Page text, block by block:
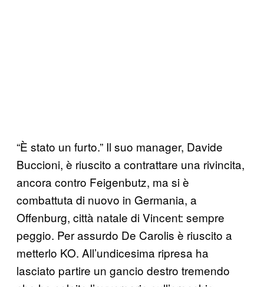
“È stato un furto.” Il suo manager, Davide
Buccioni, è riuscito a contrattare una rivincita,
ancora contro Feigenbutz, ma si è
combattuta di nuovo in Germania, a
Offenburg, città natale di Vincent: sempre
peggio. Per assurdo De Carolis è riuscito a
metterlo KO. All’undicesima ripresa ha
lasciato partire un gancio destro tremendo